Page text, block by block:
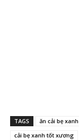
TAGS ăn cải bẹ xanh
cải bẹ xanh tốt xương